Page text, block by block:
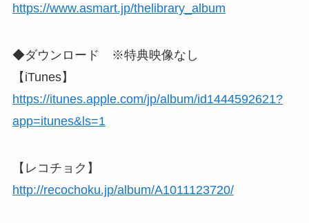
https://www.asmart.jp/thelibrary_album
◆ダウンロード ※特典映像なし
【iTunes】
https://itunes.apple.com/jp/album/id1444592621?
app=itunes&ls=1
【レコチョク】
http://recochoku.jp/album/A1011123720/